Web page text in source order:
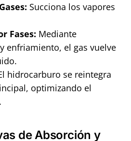
Succiona los vapores
Fases: Mediante
enfriamiento, el gas vuelve
hidrocarburo se reintegra
optimizando el
de Absorción y